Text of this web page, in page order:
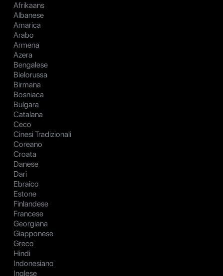
Afrikaans
Albanese
Amarica
Arabo
Armena
Azera
Bengalese
Bielorussa
Birmana
Bosniaca
Bulgara
Catalana
Ceco
Cinesi Tradizionali
Coreano
Croata
Danese
Dari
Ebraico
Estone
Finlandese
Francese
Georgiana
Giapponese
Greco
Hindi
Indonesiano
Inglese